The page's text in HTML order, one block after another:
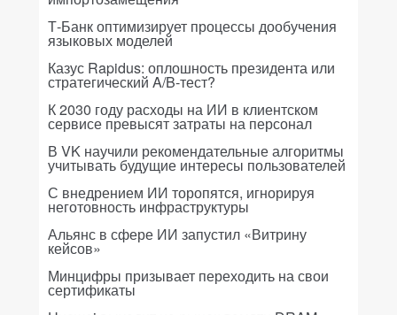
Т-Банк оптимизирует процессы дообучения
языковых моделей
Казус Rapidus: оплошность президента или
стратегический A/B-тест?
К 2030 году расходы на ИИ в клиентском
сервисе превысят затраты на персонал
В VK научили рекомендательные алгоритмы
учитывать будущие интересы пользователей
С внедрением ИИ торопятся, игнорируя
неготовность инфраструктуры
Альянс в сфере ИИ запустил «Витрину
кейсов»
Минцифры призывает переходить на свои
сертификаты